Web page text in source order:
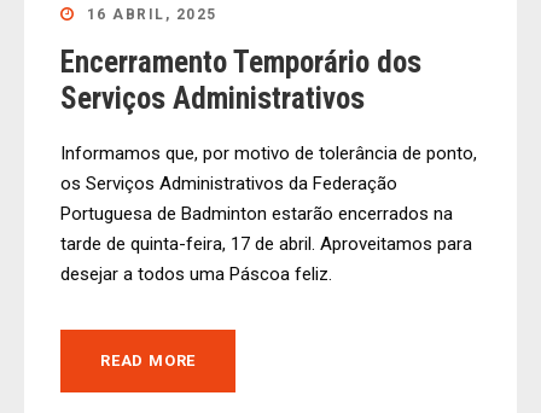
16 ABRIL, 2025
Encerramento Temporário dos
Serviços Administrativos
Informamos que, por motivo de tolerância de ponto,
os Serviços Administrativos da Federação
Portuguesa de Badminton estarão encerrados na
tarde de quinta-feira, 17 de abril. Aproveitamos para
desejar a todos uma Páscoa feliz.
READ MORE